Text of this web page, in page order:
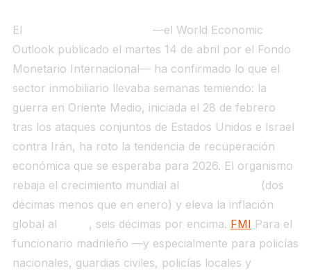
El
—el World Economic
Outlook publicado el martes 14 de abril por el Fondo
Monetario Internacional— ha confirmado lo que el
sector inmobiliario llevaba semanas temiendo: la
guerra en Oriente Medio, iniciada el 28 de febrero
tras los ataques conjuntos de Estados Unidos e Israel
contra Irán, ha roto la tendencia de recuperación
económica que se esperaba para 2026. El organismo
rebaja el crecimiento mundial al
(dos
décimas menos que en enero) y eleva la inflación
global al
, seis décimas por encima. FMI Para el
funcionario madrileño —y especialmente para policías
nacionales, guardias civiles, policías locales y